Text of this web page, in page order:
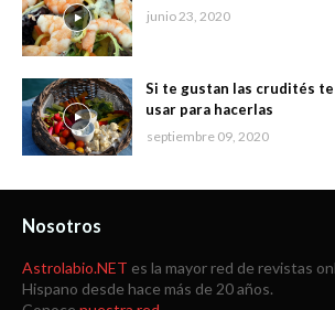
junio 23, 2020
Si te gustan las crudités
usar para hacerlas
septiembre 09, 2020
Nosotros
Astrolabio.NET es la mayor red de revistas
Hispano desde hace más de 20 años.